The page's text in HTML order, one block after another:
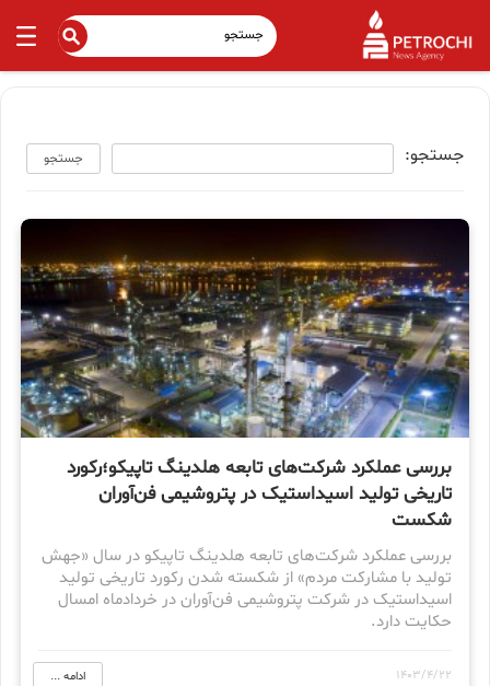
جستجو: جستجو
بررسی عملکرد شرکت‌های تابعه هلدینگ تاپیکو؛رکورد
تاریخی تولید اسیداستیک در پتروشیمی فن‌آوران
شکست
بررسی عملکرد شرکت‌های تابعه هلدینگ تاپیکو در سال «جهش
تولید با مشارکت مردم» از شکسته شدن رکورد تاریخی تولید
اسیداستیک در شرکت پتروشیمی فن‌آوران در خردادماه امسال
حکایت دارد.
1403/4/22 ادامه ...